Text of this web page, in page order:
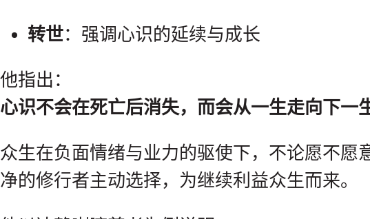
转世：强调心识的延续与成长
他指出：
心识不会在死亡后消失，而会从一生走向下一
众生在负面情绪与业力的驱使下，不论愿不愿
净的修行者主动选择，为继续利益众生而来。